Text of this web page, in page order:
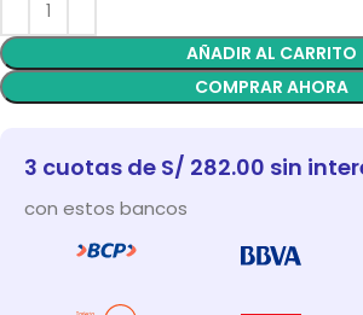
AÑADIR AL CARRITO
COMPRAR AHORA
3 cuotas de S/ 282.00 sin
con estos bancos